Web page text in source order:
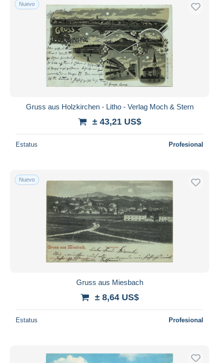
Nuevo
Gruss aus Holzkirchen - Litho - Verlag Moch & Stern
± 43,21 US$
Estatus Profesional
Nuevo
Gruss aus Miesbach
± 8,64 US$
Estatus Profesional